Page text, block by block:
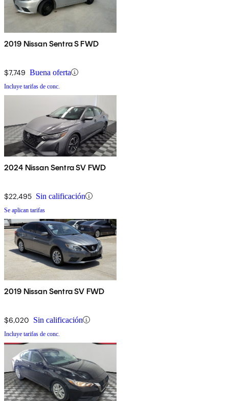
2019 Nissan Sentra S FWD
$7,749 Buena oferta
Incluye tarifas de conc.
2024 Nissan Sentra SV FWD
$22,495 Sin calificación
Se aplican tarifas
2019 Nissan Sentra SV FWD
$6,020 Sin calificación
Incluye tarifas de conc.